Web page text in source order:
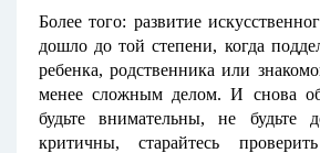
Более того: развитие
дошло до той степени, когда
ребенка, родственника или
менее сложным делом. И снова
будьте внимательны, не будьте
критичны, старайтесь